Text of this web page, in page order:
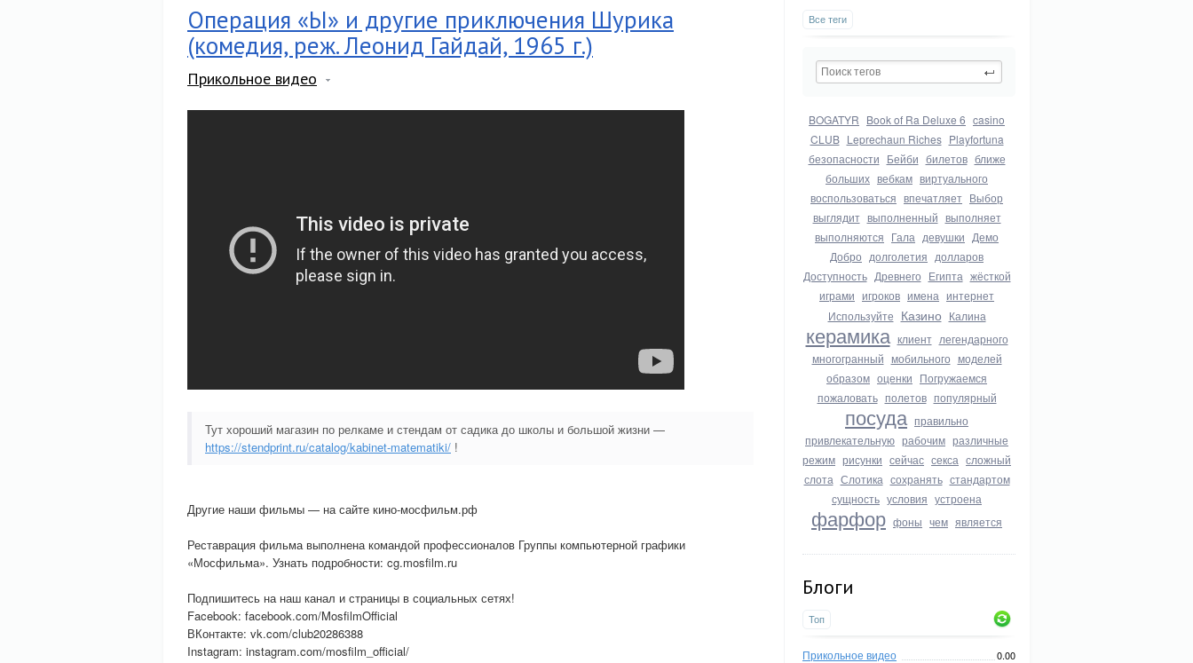
Все теги
BOGATYR Book of Ra Deluxe 6 casino
CLUB Leprechaun Riches Playfortuna
безопасности Бейби билетов ближе
больших вебкам виртуального
воспользоваться впечатляет Выбор
выглядит выполненный выполняет
выполняются Гала девушки Демо
Добро долголетия долларов
Доступность Древнего Египта жёсткой
играми игроков имена интернет
Используйте Казино Калина
керамика клиент легендарного
многогранный мобильного моделей
образом оценки Погружаемся
пожаловать полетов популярный
посуда правильно
привлекательную рабочим различные
режим рисунки сейчас секса сложный
слота Слотика сохранять стандартом
сущность условия устроена
фарфор фоны чем является
Блоги
Топ
Прикольное видео 0.00
Операция «Ы» и другие приключения Шурика
(комедия, реж. Леонид Гайдай, 1965 г.)
Прикольное видео
Тут хороший магазин по релкаме и стендам от садика до школы и большой жизни —
https://stendprint.ru/catalog/kabinet-matematiki/ !
Другие наши фильмы — на сайте кино-мосфильм.рф
Реставрация фильма выполнена командой профессионалов Группы компьютерной графики
«Мосфильма». Узнать подробности: cg.mosfilm.ru
Подпишитесь на наш канал и страницы в социальных сетях!
Facebook: facebook.com/MosfilmOfficial
ВКонтакте: vk.com/club20286388
Instagram: instagram.com/mosfilm_official/